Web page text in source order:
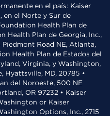
en el país: Kaiser
en el Norte y Sur de
Health Plan de
Health Plan de Georgia, Inc.,
Road NE, Atlanta,
Health Plan de Estados del
Virginia, y Washington,
Hyattsville, MD, 20785 •
del Noroeste, 500 NE
OR 97232 • Kaiser
or Kaiser
Options, Inc., 2715